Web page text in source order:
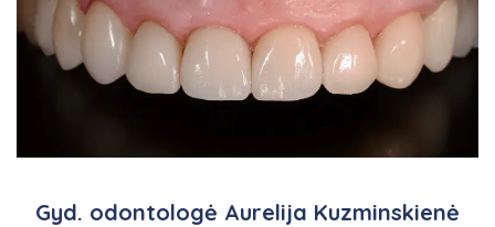
Gyd. odontologė Aurelija Kuzminskienė